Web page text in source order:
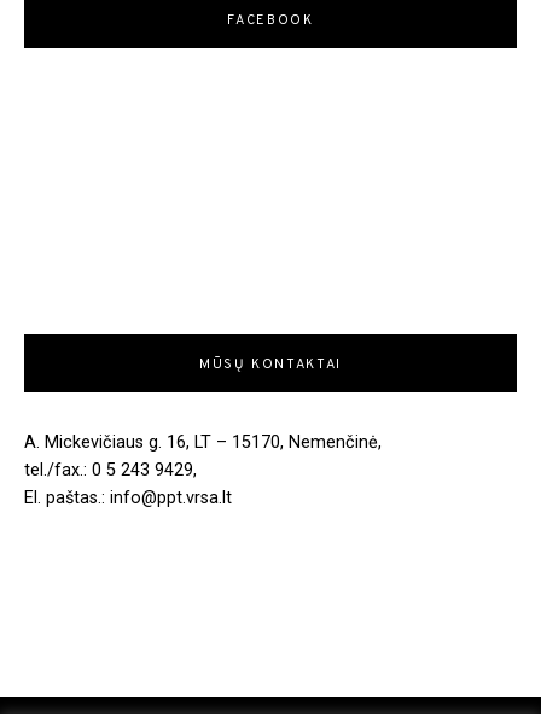
FACEBOOK
MŪSŲ KONTAKTAI
A. Mickevičiaus g. 16, LT – 15170, Nemenčinė,
tel./fax.: 0 5 243 9429,
El. paštas.: info@ppt.vrsa.lt